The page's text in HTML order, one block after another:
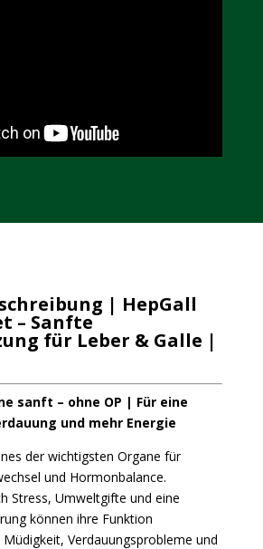
| HepGall
– Sanfte
für Leber & Galle |
sanft – ohne OP | Für eine
und mehr Energie
der wichtigsten Organe für
und Hormonbalance.
Stress, Umweltgifte und eine
können ihre Funktion
Verdauungsprobleme und